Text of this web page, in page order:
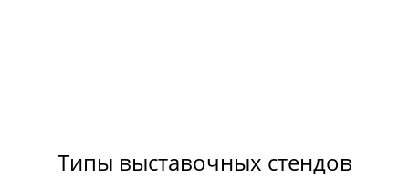
Типы выставочных стендов